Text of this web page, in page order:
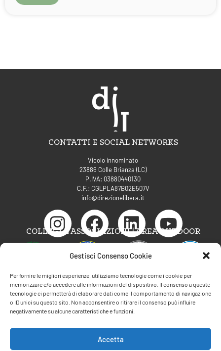
Gestisci Consenso Cookie
Per fornire le migliori esperienze, utilizziamo tecnologie come i cookie per
memorizzare e/o accedere alle informazioni del dispositivo. Il consenso a queste
tecnologie ci permetterà di elaborare dati come il comportamento di navigazione
o ID unici su questo sito. Non acconsentire o ritirare il consenso può influire
negativamente su alcune caratteristiche e funzioni.
Accetta
CONTATTI E SOCIAL NETWORKS
Vicolo innominato
23886 Colle Brianza (LC)
P.IVA: 03880440130
C.F.: CGLPLA87B02E507V
info@direzionelibera.it
COLLEGI E ASSOCIAZIONI | AREA OUTDOOR
AREE DI COMPETENZA
Formazione Gordon Training Int.